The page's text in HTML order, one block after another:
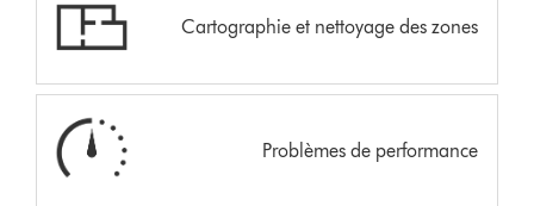
Cartographie et nettoyage des zones
Problèmes de performance